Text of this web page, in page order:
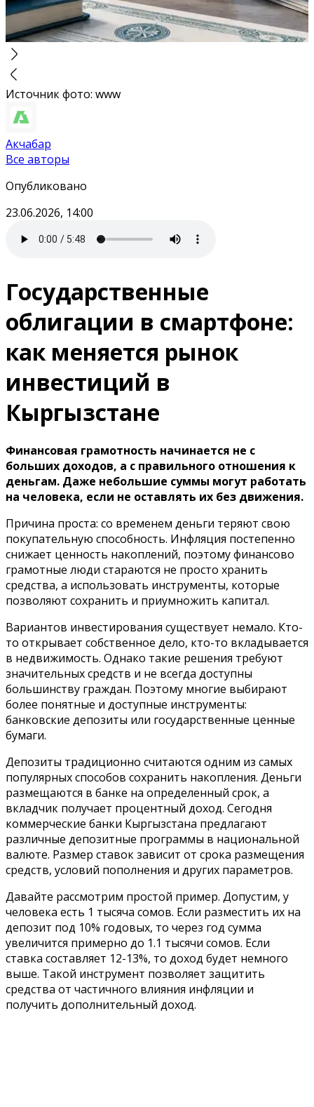
Источник фото: www
Акчабар
Все авторы
Опубликовано
23.06.2026, 14:00
Государственные
облигации в смартфоне:
как меняется рынок
инвестиций в
Кыргызстане
Финансовая грамотность начинается не с
больших доходов, а с правильного отношения к
деньгам. Даже небольшие суммы могут работать
на человека, если не оставлять их без движения.
Причина проста: со временем деньги теряют свою
покупательную способность. Инфляция постепенно
снижает ценность накоплений, поэтому финансово
грамотные люди стараются не просто хранить
средства, а использовать инструменты, которые
позволяют сохранить и приумножить капитал.
Вариантов инвестирования существует немало. Кто-
то открывает собственное дело, кто-то вкладывается
в недвижимость. Однако такие решения требуют
значительных средств и не всегда доступны
большинству граждан. Поэтому многие выбирают
более понятные и доступные инструменты:
банковские депозиты или государственные ценные
бумаги.
Депозиты традиционно считаются одним из самых
популярных способов сохранить накопления. Деньги
размещаются в банке на определенный срок, а
вкладчик получает процентный доход. Сегодня
коммерческие банки Кыргызстана предлагают
различные депозитные программы в национальной
валюте. Размер ставок зависит от срока размещения
средств, условий пополнения и других параметров.
Давайте рассмотрим простой пример. Допустим, у
человека есть 1 тысяча сомов. Если разместить их на
депозит под 10% годовых, то через год сумма
увеличится примерно до 1.1 тысячи сомов. Если
ставка составляет 12-13%, то доход будет немного
выше. Такой инструмент позволяет защитить
средства от частичного влияния инфляции и
получить дополнительный доход.